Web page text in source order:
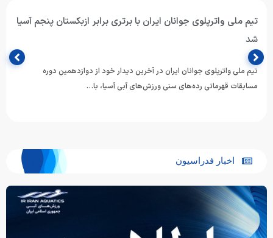
تیم ملی واترپلوی جوانان ایران با برتری برابر ازبکستان پنجم آسیا
شد
تیم ملی واترپلوی جوانان ایران در آخرین دیدار خود از دوازدهمین دوره
مسابقات قهرمانی رده‌های سنی ورزش‌های آبی آسیا، با…
اخبار فدراسیون